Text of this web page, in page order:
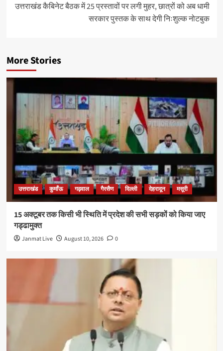
उत्तराखंड कैबिनेट बैठक में 25 प्रस्तावों पर लगी मुहर, छात्रों को अब धामी
सरकार पुस्तक के साथ देगी निःशुल्क नोटबुक
More Stories
उत्तराखंड कुमाँऊ गढ़वाल गैरसैण दिल्ली देहरादून मसूरी
15 अक्टूबर तक किसी भी स्थिति में प्रदेश की सभी सड़कों को किया जाए
गड्ढामुक्त
Janmat Live August 10, 2026 0